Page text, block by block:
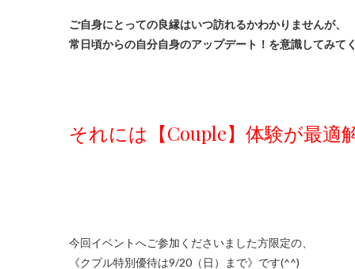
ご自身にとっての良縁はいつ訪れるかわかりませんが、
常日頃からの自分自身のアップデート！を意識してみてく
それには【Couple】体験が最適
今回イベントへご参加くださいました方限定の、
《クプル特別優待は9/20（日）まで》です(^^)